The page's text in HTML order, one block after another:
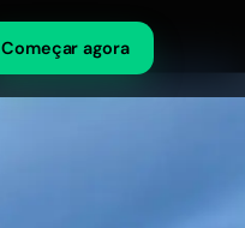
Começar agora